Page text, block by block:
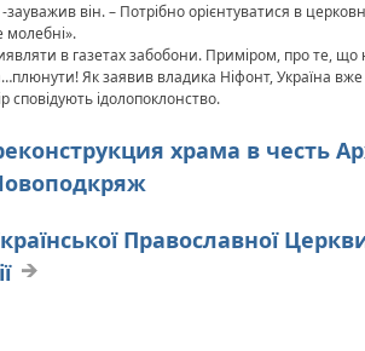
він. – Потрібно орієнтуватися в
молебні».
в газетах забобони. Приміром, про те,
Як заявив владика Ніфонт, Україна вже
ідолопоклонство.
храма в честь
Православної